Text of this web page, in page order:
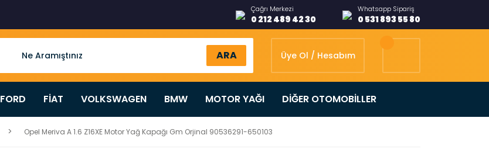
Çağrı Merkezi
0 212 489 42 30
Whatsapp Sipariş
0 531 893 55 80
ARA Üye Ol / Hesabım
FORD FİAT VOLKSWAGEN BMW MOTOR YAĞI DİĞER OTOMOBİLLER
Opel Meriva A 1.6 Z16XE Motor Yağ Kapağı Gm Orjinal 90536291-650103